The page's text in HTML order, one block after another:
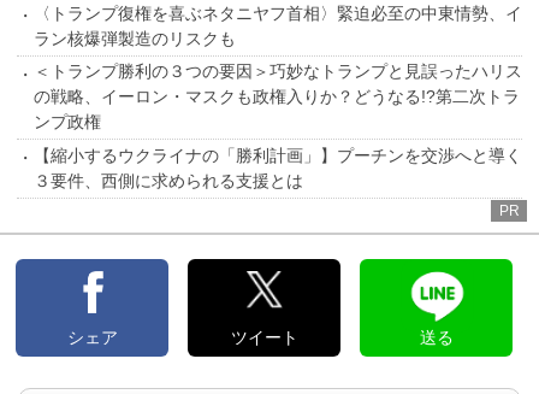
〈トランプ復権を喜ぶネタニヤフ首相〉緊迫必至の中東情勢、イ
ラン核爆弾製造のリスクも
＜トランプ勝利の３つの要因＞巧妙なトランプと見誤ったハリス
の戦略、イーロン・マスクも政権入りか？どうなる!?第二次トラ
ンプ政権
【縮小するウクライナの「勝利計画」】プーチンを交渉へと導く
３要件、西側に求められる支援とは
PR
シェア ツイート 送る